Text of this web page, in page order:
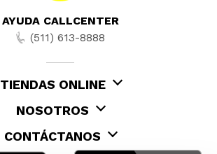
AYUDA CALLCENTER
(511) 613-8888
TIENDAS ONLINE
NOSOTROS
CONTÁCTANOS